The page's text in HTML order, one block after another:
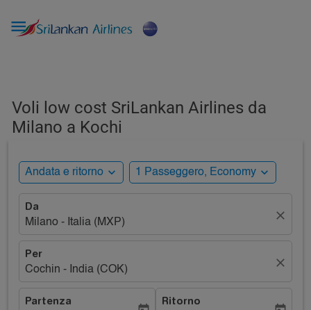

Voli low cost SriLankan Airlines da
Milano a Kochi
Andata e ritorno expand_more 1 Passeggero, Economy expand_more
Da
Milano - Italia (MXP)
close
Per
Cochin - India (COK)
close
Partenza
Ritorno